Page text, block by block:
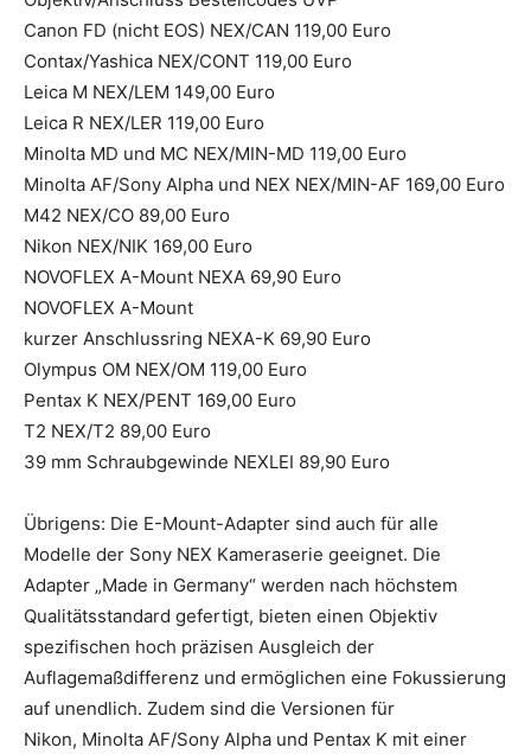
Canon FD (nicht EOS) NEX/CAN 119,00 Euro
Contax/Yashica NEX/CONT 119,00 Euro
Leica M NEX/LEM 149,00 Euro
Leica R NEX/LER 119,00 Euro
Minolta MD und MC NEX/MIN-MD 119,00 Euro
Minolta AF/Sony Alpha und NEX NEX/MIN-AF 169,00 Euro
M42 NEX/CO 89,00 Euro
Nikon NEX/NIK 169,00 Euro
NOVOFLEX A-Mount NEXA 69,90 Euro
NOVOFLEX A-Mount
kurzer Anschlussring NEXA-K 69,90 Euro
Olympus OM NEX/OM 119,00 Euro
Pentax K NEX/PENT 169,00 Euro
T2 NEX/T2 89,00 Euro
39 mm Schraubgewinde NEXLEI 89,90 Euro
Übrigens: Die E-Mount-Adapter sind auch für alle
Modelle der Sony NEX Kameraserie geeignet. Die
Adapter „Made in Germany“ werden nach höchstem
Qualitätsstandard gefertigt, bieten einen Objektiv
spezifischen hoch präzisen Ausgleich der
Auflagemaßdifferenz und ermöglichen eine Fokussierung
auf unendlich. Zudem sind die Versionen für
Nikon, Minolta AF/Sony Alpha und Pentax K mit einer